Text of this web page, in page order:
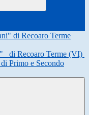
di Recoaro Terme (VI)
Primo e Secondo